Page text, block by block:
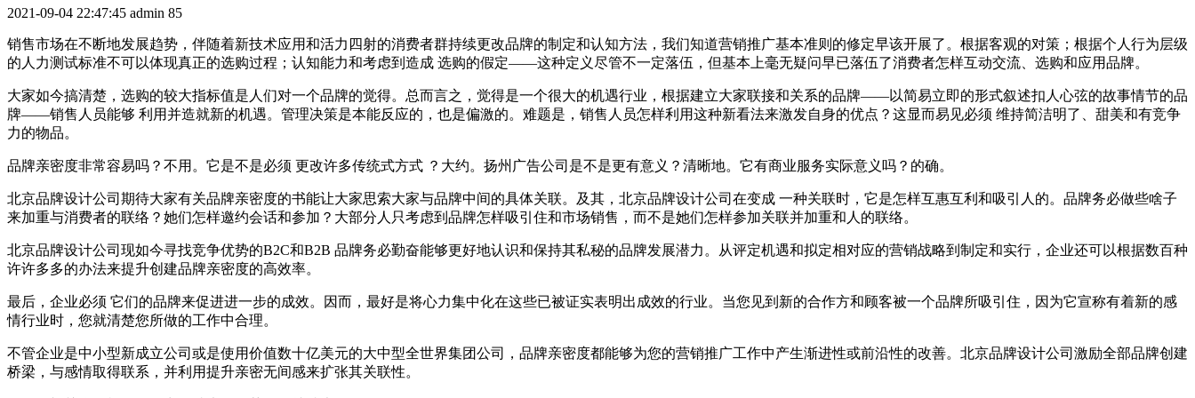
2021-09-04 22:47:45 admin 85
销售市场在不断地发展趋势，伴随着新技术应用和活力四射的消费者群持续更改品牌的制定和认知方法，我们知道营销推广基本准则的修定早该开展了。根据客观的对策；根据个人行为层级
的人力测试标准不可以体现真正的选购过程；认知能力和考虑到造成 选购的假定——这种定义尽管不一定落伍，但基本上毫无疑问早已落伍了消费者怎样互动交流、选购和应用品牌。
大家如今搞清楚，选购的较大指标值是人们对一个品牌的觉得。总而言之，觉得是一个很大的机遇行业，根据建立大家联接和关系的品牌——以简易立即的形式叙述扣人心弦的故事情节的品
牌——销售人员能够 利用并造就新的机遇。管理决策是本能反应的，也是偏激的。难题是，销售人员怎样利用这种新看法来激发自身的优点？这显而易见必须 维持简洁明了、甜美和有竞争
力的物品。
品牌亲密度非常容易吗？不用。它是不是必须 更改许多传统式方式 ？大约。扬州广告公司是不是更有意义？清晰地。它有商业服务实际意义吗？的确。
北京品牌设计公司期待大家有关品牌亲密度的书能让大家思索大家与品牌中间的具体关联。及其，北京品牌设计公司在变成 一种关联时，它是怎样互惠互利和吸引人的。品牌务必做些啥子
来加重与消费者的联络？她们怎样邀约会话和参加？大部分人只考虑到品牌怎样吸引住和市场销售，而不是她们怎样参加关联并加重和人的联络。
北京品牌设计公司现如今寻找竞争优势的B2C和B2B 品牌务必勤奋能够更好地认识和保持其私秘的品牌发展潜力。从评定机遇和拟定相对应的营销战略到制定和实行，企业还可以根据数百种
许许多多的办法来提升创建品牌亲密度的高效率。
最后，企业必须 它们的品牌来促进进一步的成效。因而，最好是将心力集中化在这些已被证实表明出成效的行业。当您见到新的合作方和顾客被一个品牌所吸引住，因为它宣称有着新的感
情行业时，您就清楚您所做的工作中合理。
不管企业是中小型新成立公司或是使用价值数十亿美元的大中型全世界集团公司，品牌亲密度都能够为您的营销推广工作中产生渐进性或前沿性的改善。北京品牌设计公司激励全部品牌创建
桥梁，与感情取得联系，并利用提升亲密无间感来扩张其关联性。